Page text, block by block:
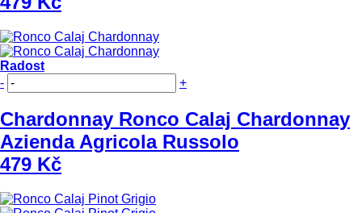
Radost
-
+
Chardonnay Ronco Calaj Chardonnay
Azienda Agricola Russolo
479 Kč